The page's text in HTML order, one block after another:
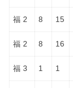
福 2 8 15
福 2 8 16
福 3 1 1